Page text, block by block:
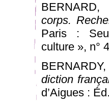
corps.
Paris :
culture », n°
diction
d’Aigues :